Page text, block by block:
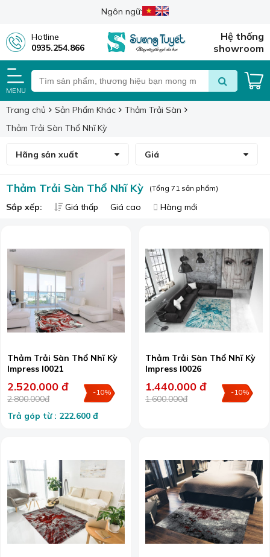
Ngôn ngữ:
Hotline
0935.254.866
Hệ thống
showroom
MENU
Trang chủ Sản Phẩm Khác
Thảm Trải Sàn
Thảm Trải Sàn Thổ Nhĩ Kỳ
Hãng sản xuất Giá
Thảm Trải Sàn Thổ Nhĩ Kỳ (Tổng 71 sản phẩm)
Sắp xếp: Giá thấp Giá cao Hàng mới
Thảm Trải Sàn Thổ Nhĩ Kỳ
Impress I0021
2.520.000 đ
2.800.000đ
-10%
Trả góp từ : 222.600 đ
Thảm Trải Sàn Thổ Nhĩ Kỳ
Impress I0026
1.440.000 đ
1.600.000đ
-10%